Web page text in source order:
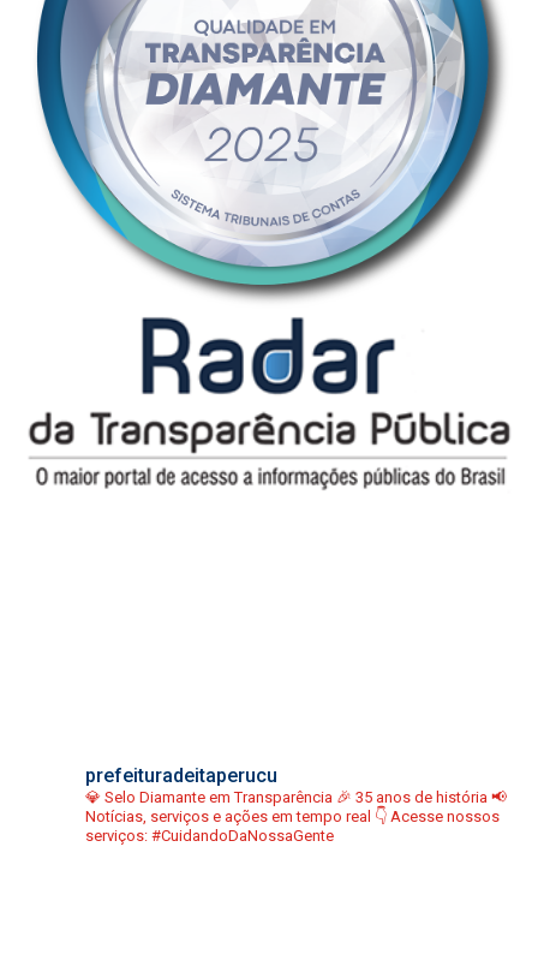
prefeituradeitaperucu
💎 Selo Diamante em Transparência 🎉 35 anos de história 📢
Notícias, serviços e ações em tempo real 👇 Acesse nossos
serviços: #CuidandoDaNossaGente